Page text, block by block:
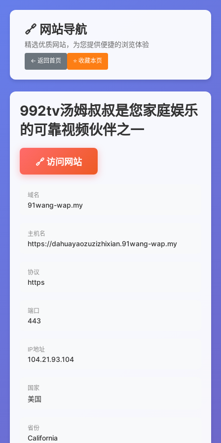
🔗 网站导航
精选优质网站，为您提供便捷的浏览体验
← 返回首页 ⭐ 收藏本页
992tv汤姆叔叔是您家庭娱乐
的可靠视频伙伴之一
🔗 访问网站
域名
91wang-wap.my
主机名
https://dahuayaozuzizhixian.91wang-wap.my
协议
https
端口
443
IP地址
104.21.93.104
国家
美国
省份
California